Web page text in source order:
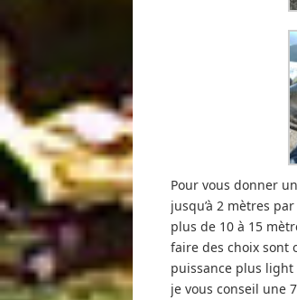
Pour vous donner
jusqu’à 2 mètres
plus de 10 à 15
faire des choix sont
puissance plus light
je vous conseil une